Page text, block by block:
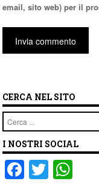
email, sito web) per il
CERCA NEL SITO
Cerca
I NOSTRI SOCIAL
F T